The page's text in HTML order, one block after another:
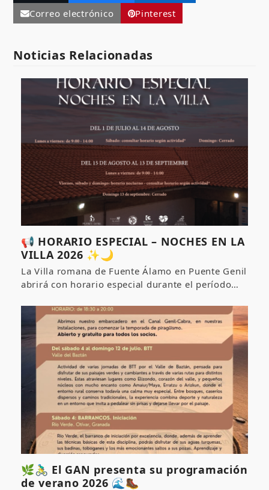
Correo electrónico
Pinterest
Noticias Relacionadas
📢 HORARIO ESPECIAL – NOCHES EN LA
VILLA 2026 ✨🌙
La Villa romana de Fuente Álamo en Puente Genil
abrirá con horario especial durante el período…
🌿🚴‍♂️ El GAN presenta su programación
de verano 2026 🌊🥾